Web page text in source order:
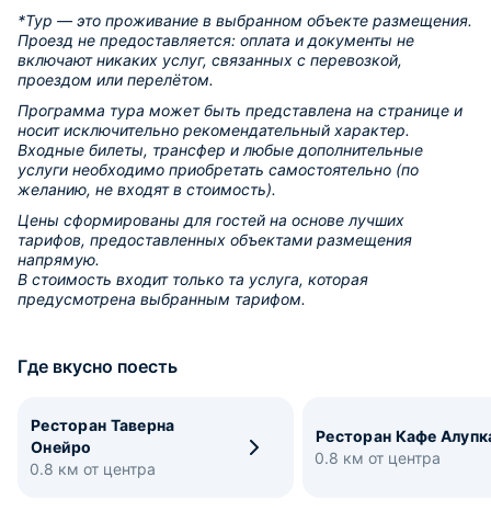
*Тур — это проживание в выбранном объекте размещения.
Проезд не предоставляется: оплата и документы не
включают никаких услуг, связанных с перевозкой,
проездом или перелётом.
Программа тура может быть представлена на странице и
носит исключительно рекомендательный характер.
Входные билеты, трансфер и любые дополнительные
услуги необходимо приобретать самостоятельно (по
желанию, не входят в стоимость).
Цены сформированы для гостей на основе лучших
тарифов, предоставленных объектами размещения
напрямую.
В стоимость входит только та услуга, которая
предусмотрена выбранным тарифом.
Где вкусно поесть
Ресторан Таверна
Онейро
0.8 км от центра
Ресторан Кафе
0.8 км от центра